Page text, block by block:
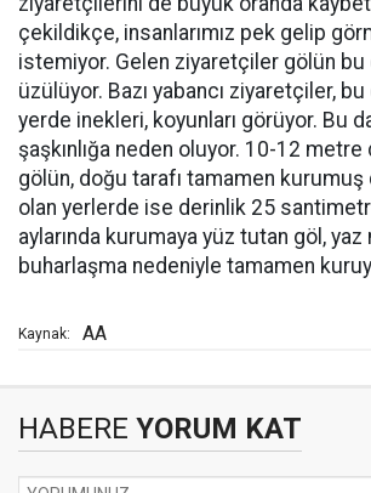
çekildikçe, insanlarımız pek gelip
istemiyor. Gelen ziyaretçiler gölün
üzülüyor. Bazı yabancı ziyaretçiler, bu
yerde inekleri, koyunları görüyor. Bu
şaşkınlığa neden oluyor. 10-12 metre
gölün, doğu tarafı tamamen kurumuş
olan yerlerde ise derinlik 25
aylarında kurumaya yüz tutan göl,
buharlaşma nedeniyle tamamen
Kaynak: AA
HABERE YORUM KAT